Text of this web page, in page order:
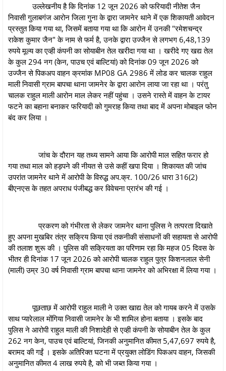
उल्लेखनीय है कि दिनांक 12 जून 2026 को फरियादी नीतेश जैन
निवासी गुलाबगंज आरोन जिला गुना के द्वारा जामनेर थाने में एक शिकायती आवेदन
प्रस्तुत किया गया था, जिसमें बताया गया था कि आरोन में उनकी "रमेशचन्द्र
राकेश कुमार जैन" के नाम से फर्म है, उनके द्वारा उज्जैन से लगभग 6,48,139
रुपये मूल्य का एव्ही कंपनी का सोयाबीन तेल खरीदा गया था । खरीदे गए खद्य तेल
के कुल 294 नग (केन, पाउच एवं बाल्टियां) को दिनांक 09 जून 2026 को
उज्जैन से पिकअप वाहन क्रमांक MP08 GA 2986 में लोड कर चालक राहुल
माली निवासी ग्राम बापचा थाना जामनेर के द्वारा आरोन लाया जा रहा था । परंतु
चालक राहुल माली आरोन माल लेकर नहीं पहुंचा । उसने रास्ते में वाहन के टायर
फटने का बहाना बनाकर फरियादी को गुमराह किया तथा बाद में अपना मोबाइल फोन
बंद कर लिया ।
जांच के दौरान यह तथ्य सामने आया कि आरोपी माल सहित फरार हो
गया तथा माल को हड़पने की नीयत से उसे कहीं खपा दिया । शिकायत की जांच
उपरांत जामनेर थाने में आरोपी के विरुद्ध अप.क्र. 100/26 धारा 316(2)
बीएनएस के तहत अपराध पंजीबद्ध कर विवेचना प्रारंभ की गई ।
प्रकरण को गंभीरता से लेकर जामनेर थाना पुलिस ने तत्परता दिखाते
हुए अपना मुखबिर तंत्र सक्रिय किया एवं तकनीकी संसाधनों की सहायता से आरोपी
की तलाश शुरू की । पुलिस की सक्रियता का परिणाम रहा कि महज 05 दिवस के
भीतर ही दिनांक 17 जून 2026 को आरोपी चालक राहुल पुत्र किशनलाल सेनी
(माली) उम्र 30 वर्ष निवासी ग्राम बापचा थाना जामनेर को अभिरक्षा में लिया गया ।
पूछताछ में आरोपी राहुल माली ने उक्त खाद्य तेल को गायब करने में उसके
साथ प्यारेलाल मोंगिया निवासी जामनेर के भी शामिल होना बताया । इसके बाद
पुलिस ने आरोपी राहुल माली की निशादेही से एव्ही कंपनी के सोयाबीन तेल के कुल
262 नग केन, पाउच एवं बाल्टियां, जिनकी अनुमानित कीमत 5,47,697 रुपये है,
बरामद की गईं । इसके अतिरिक्त घटना में प्रयुक्त लोडिंग पिकअप वाहन, जिसकी
अनुमानित कीमत 4 लाख रुपये है, को भी जब्त किया गया ।